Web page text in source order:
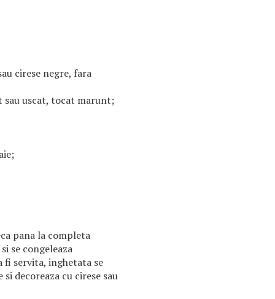
cirese negre, fara
sau uscat, tocat marunt;
pana la completa
se congeleaza
fi servita, inghetata se
decoreaza cu cirese sau